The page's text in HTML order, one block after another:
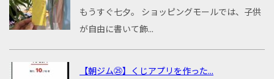
もうすぐ七夕。 ショッピングモールでは、子供
が自由に書いて飾...
【朝ジム㉕】くじアプリを作った...